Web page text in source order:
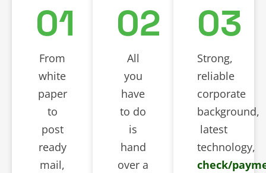
01
From
white
paper
to
post
ready
mail,
02
All
you
have
to do
is
hand
over a
03
Strong,
reliable
corporate
background,
latest
technology,
check/